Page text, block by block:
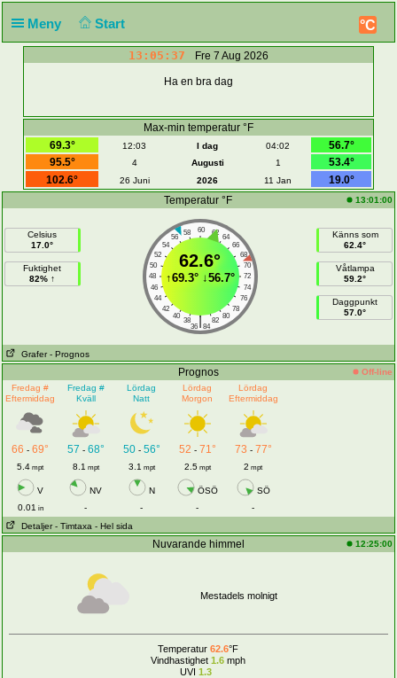
Meny Start °C
13:05:38 Fre 7 Aug 2026
Ha en bra dag
Max-min temperatur °F
69.3°
12:03 I dag 04:02
56.7°
95.5°
4 Augusti 1
53.4°
102.6°
26 Juni 2026 11 Jan
19.0°
Temperatur °F
13:01:00
Celsius
17.0°
Fuktighet
82% ↑
60
58 62
56
64
54
66
52
68
50
70
48
72
46
74
44
76
42
78
40
80
38 82
|
36 84
62.6°
↑69.3°↓56.7°
Känns som
62.4°
Våtlampa
59.2°
Daggpunkt
57.0°
Grafer - Prognos
Prognos
Off-line
Fredag ​​#
Eftermiddag
Fredag ​​#
Kväll
Lördag
Natt
Lördag
Morgon
Lördag
Eftermiddag
66 -69° 57 - 68° 50- 56° 52 - 71° 73 - 77°
5.4 mpt 8.1 mpt 3.1 mpt 2.5mpt 2 mpt
V NV N ÖSÖ
SÖ
0.01 in - - -
-
Detaljer - Timtaxa - Hel sida
Nuvarande himmel 12:25:00
Mestadels molnigt
Temperatur62.6°F
Vindhastighet 1.6 mph
UVI 1.3